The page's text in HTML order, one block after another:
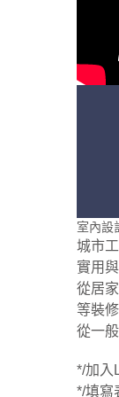
室內設
城市
實用
從居
等裝
從一
*/加入
*/填寫